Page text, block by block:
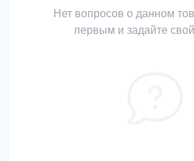
Нет вопросов о данном
первым и задайте